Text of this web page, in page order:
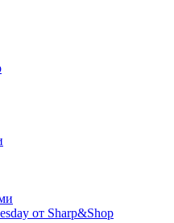
от Sharp&Shop